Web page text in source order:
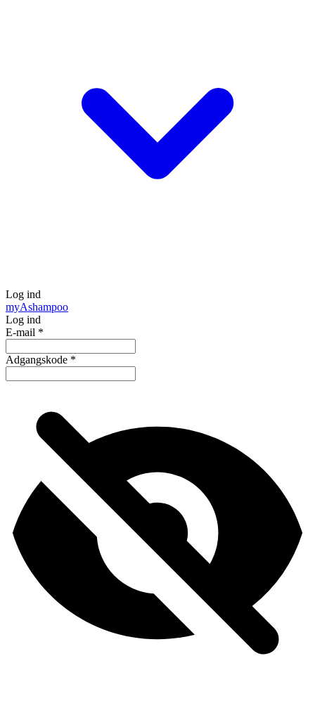
Log ind
myAshampoo
Log ind
E-mail *
Adgangskode *